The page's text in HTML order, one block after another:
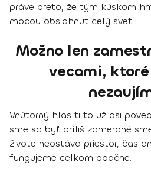
práve preto, že tým kúskom
mocou obsiahnuť celý svet.
Možno len
vecami,
Vnútorný hlas ti to už asi
sme sa byť príliš zamerané
živote neostáva priestor, čas
fungujeme celkom opačne.